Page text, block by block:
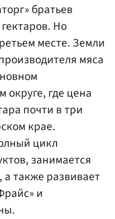
братьев
Но
месте. Земли
мяса
где цена
почти в три
крае.
цикл
занимается
также развивает
и